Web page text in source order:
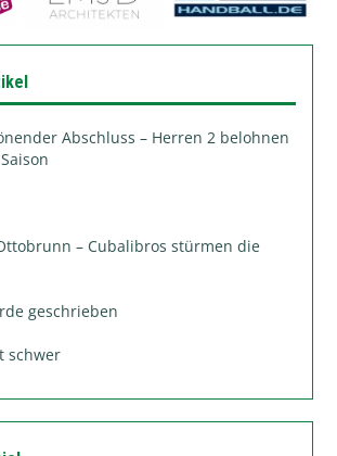
Abschluss – Herren 2 belohnen
– Cubalibros stürmen die
geschrieben
schwer